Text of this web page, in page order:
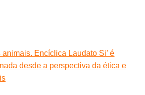
Encíclica Laudato Si’ é
desde a perspectiva da ética e